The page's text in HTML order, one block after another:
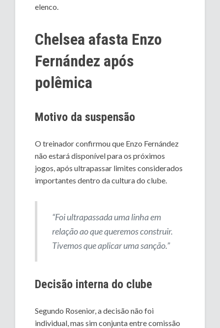
elenco.
Chelsea afasta Enzo
Fernández após
polêmica
Motivo da suspensão
O treinador confirmou que Enzo Fernández
não estará disponível para os próximos
jogos, após ultrapassar limites considerados
importantes dentro da cultura do clube.
“Foi ultrapassada uma linha em
relação ao que queremos construir.
Tivemos que aplicar uma sanção.”
Decisão interna do clube
Segundo Rosenior, a decisão não foi
individual, mas sim conjunta entre comissão